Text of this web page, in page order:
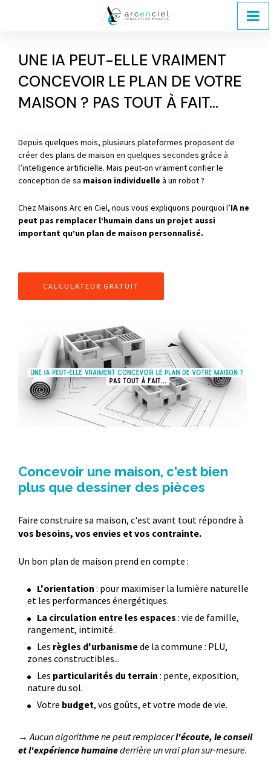
UNE IA PEUT-ELLE VRAIMENT
CONCEVOIR LE PLAN DE VOTRE
MAISON ? PAS TOUT À FAIT...
Depuis quelques mois, plusieurs plateformes proposent de
créer des plans de maison en quelques secondes grâce à
l’intelligence artificielle. Mais peut-on vraiment confier le
conception de sa maison individuelle à un robot ?
Chez Maisons Arc en Ciel, nous vous expliquons pourquoi l’IA ne
peut pas remplacer l’humain dans un projet aussi
important qu’un plan de maison personnalisé.
CALCULATEUR GRATUIT
Concevoir une maison, c'est bien
plus que dessiner des pièces
Faire construire sa maison, c'est avant tout répondre à
vos besoins, vos envies et vos contrainte.
Un bon plan de maison prend en compte :
L'orientation : pour maximiser la lumière naturelle
et les performances énergétiques.
La circulation entre les espaces : vie de famille,
rangement, intimité.
Les règles d'urbanismede la commune : PLU,
zones constructibles...
Les particularités du terrain : pente, exposition,
nature du sol.
Votre budget, vos goûts, et votre mode de vie.
→ Aucun algorithme ne peut remplacerl'écoute, le conseil
et l'expérience humainederrière un vrai plan sur-mesure.